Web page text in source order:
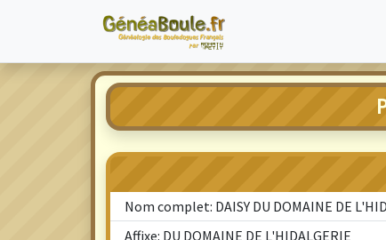
Nom complet: DAISY DU DOMAINE DE
Affixe: DU DOMAINE DE L'HIDALGERIE